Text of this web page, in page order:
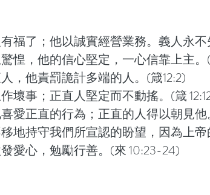
福了；他以誠實經營業務。義人永不
惶，他的信心堅定，一心信靠上主。(
，他責罰詭計多端的人。(箴12:2)
壞事；正直人堅定而不動搖。(箴
愛正直的行為；正直的人得以朝見他
地持守我們所宣認的盼望，因為上
愛心，勉勵行善。(來 10:23-24)